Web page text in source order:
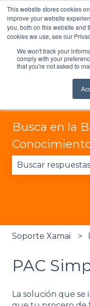
This website stores cookies
improve your website
you, both on this website and
cookies we use, see our
We won't track your
comply with your
that you're not asked to
Español - México
Busca en la
Soporte Xamai
PAC
La solución que se